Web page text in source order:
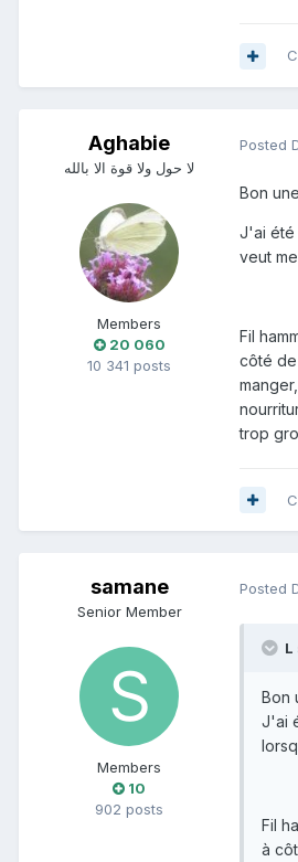
Aghabie
لا حول ولا قوة الا بالله
Members
20 060
10 341 posts
Posted
Bon
J'ai été
veut
Fil
côté de
trop
samane
Senior Member
Members
10
902 posts
Posted
L
Bon
J'ai
Fil
à